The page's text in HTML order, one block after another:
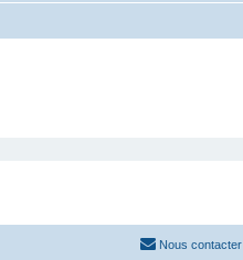
Nous contacter